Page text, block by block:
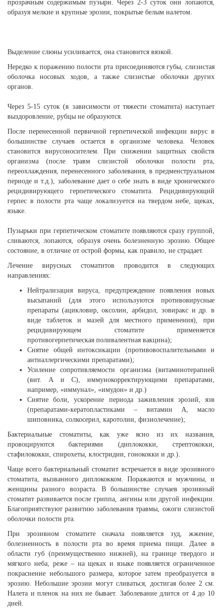
прозрачным содержимым пузыри. Через 2-3 суток они лопаются,
образуя мелкие и крупные эрозии, покрытые белым налетом.
Выделение слюны усиливается, она становится вязкой.
Нередко к поражению полости рта присоединяются губы, слизистая
оболочка носовых ходов, а также слизистые оболочки других
органов.
Через 5-15 суток (в зависимости от тяжести стоматита) наступает
выздоровление, рубцы не образуются.
После перенесенной первичной герпетической инфекции вирус в
большинстве случаев остается в организме человека. Человек
становится вирусоносителем. При снижении защитных свойств
организма (после травм слизистой оболочки полости рта,
переохлаждения, перенесенного заболевания, в предменструальном
периоде и т.д.), заболевание дает о себе знать в виде хронического
рецидивирующего герпетического стоматита. Рецидивирующий
герпес в полости рта чаще локализуется на твердом небе, щеках,
языке.
Пузырьки при герпетическом стоматите появляются сразу группой,
сливаются, лопаются, образуя очень болезненную эрозию. Общее
состояние, в отличие от острой формы, как правило, не страдает.
Лечение вирусных стоматитов проводится в следующих
направлениях:
Нейтрализация вируса, предупреждение появления новых
высыпаний (для этого используются противовирусные
препараты (ацикловир, оксолин, арбидол, зовиракс и др. в
виде таблеток и мазей для местного применения), при
рецидивирующем стоматите применяется
противогерпетическая поливалентная вакцина);
Снятие общей интоксикации (противовоспалительными и
антиаллергическими препаратами);
Усиление сопротивляемости организма (витаминотерапией
(вит. А и С), иммунокорректирующими препаратами,
например, «иммунал», «имудон» и др.)
Снятие боли, ускорение периода заживления эрозий, язв
(препаратами-кератопластиками – витамин А, масло
шиповника, солкосерил, каротолин, физиолечение);
Бактериальные стоматиты, как уже ясно из их названия,
провоцируются бактериями (диплококки, стрептококки,
стафилококки, спирохеты, клостридии, гонококки и др.).
Чаще всего бактериальный стоматит встречается в виде эрозивного
стоматита, вызванного диплококком. Поражаются и мужчины, и
женщины разного возраста. В большинстве случаев эрозивный
стоматит развивается после гриппа, ангины или другой инфекции.
Благоприятствуют развитию заболевания травмы, ожоги слизистой
оболочки полости рта.
При эрозивном стоматите сначала появляется зуд, жжение,
болезненность в полости рта во время приема пищи. Далее в
области губ (преимущественно нижней), на границе твердого и
мягкого неба, реже – на щеках и языке появляется ограниченное
покраснение небольшого размера, которое затем преобразуется в
эрозию. Небольшие эрозии могут сливаться, достигая более 2 см.
Налета и пленок на них не бывает. Заболевание длится от 4 до 10
дней.